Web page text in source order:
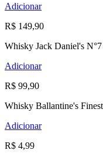
Adicionar
R$ 149,90
Whisky Jack Daniel's
Adicionar
R$ 99,90
Whisky Ballantine's
Adicionar
R$ 4,99